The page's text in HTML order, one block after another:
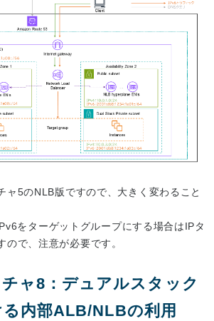
ャ5のNLB版ですので、大きく変わること
をターゲットグループにする場合はIPタ
ので、注意が必要です。
ャ8：デュアルスタック
内部ALB/NLBの利用